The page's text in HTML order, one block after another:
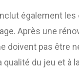
également
Après une
doivent pas être
du jeu et à